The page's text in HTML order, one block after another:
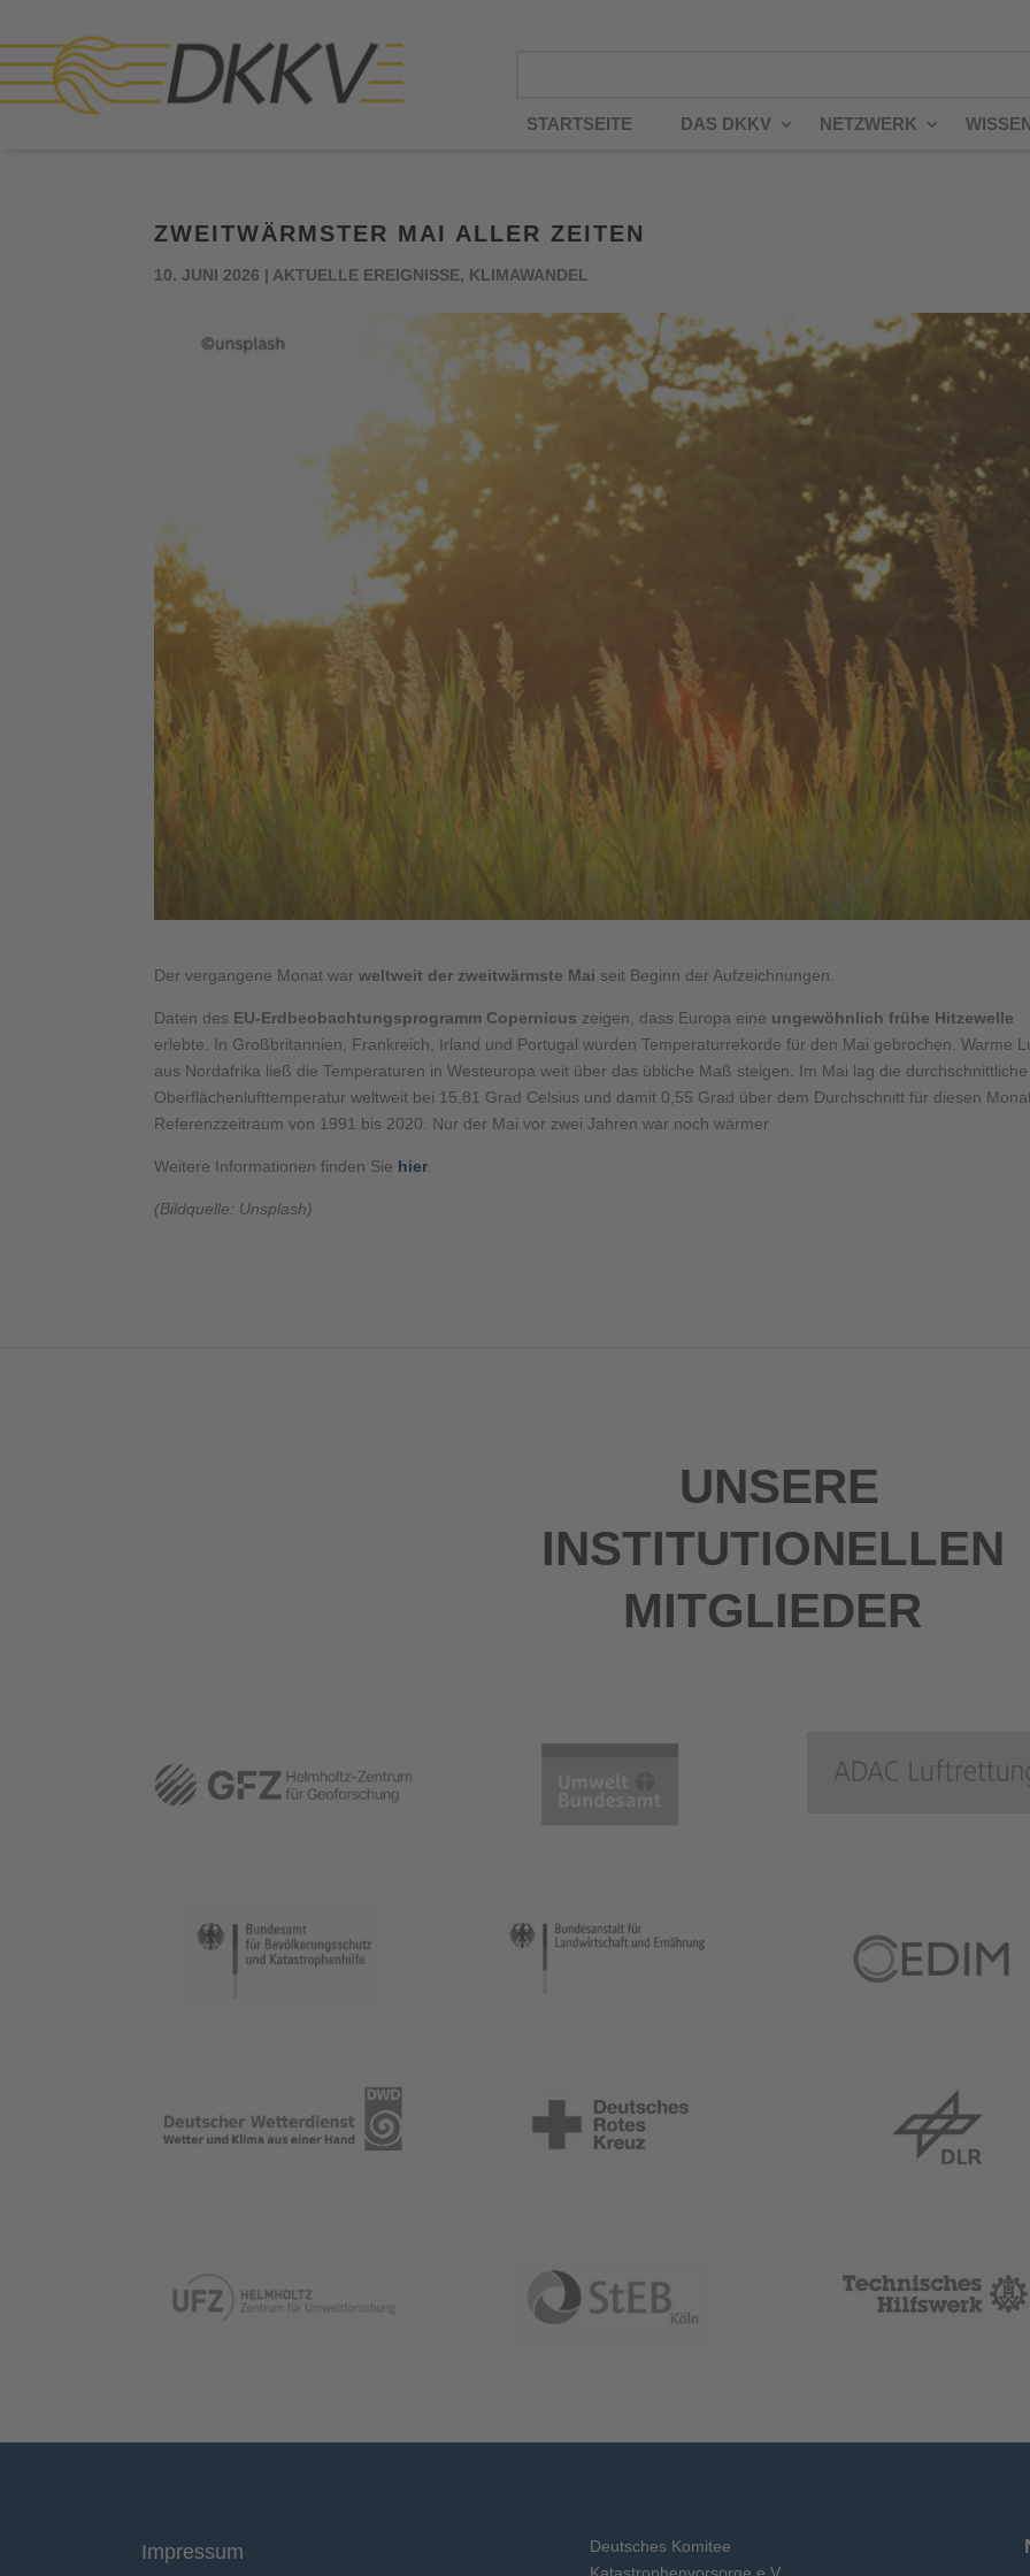
STARTSEITE DAS DKKV NETZWERK
ZWEITWÄRMSTER MAI ALLER ZEITEN
10. JUNI 2026 | AKTUELLE EREIGNISSE, KLIMAWANDEL
Der vergangene Monat warweltweit der zweitwärmste Mai seit Beginn der Aufzeichnungen.
Daten des EU-Erdbeobachtungsprogramm Copernicus zeigen, dass Europa eine ungewöhnlich frühe Hitzewelle
erlebte. In Großbritannien, Frankreich, Irland und Portugal wurden Temperaturrekorde für den Mai gebrochen. Warme
aus Nordafrika ließ die Temperaturen in Westeuropa weit über das übliche Maß steigen. Im Mai lag die durchschnittliche
Oberflächenlufttemperatur weltweit bei 15,81 Grad Celsius und damit 0,55 Grad über dem Durchschnitt für diesen
Referenzzeitraum von 1991 bis 2020. Nur der Mai vor zwei Jahren war noch wärmer
Weitere Informationen finden Sie hier
(Bildquelle: Unsplash)
UNSERE
INSTITUTIONELLEN
MITGLIEDER
Impressum
Deutsches Komitee